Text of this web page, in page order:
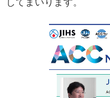
してまいります。